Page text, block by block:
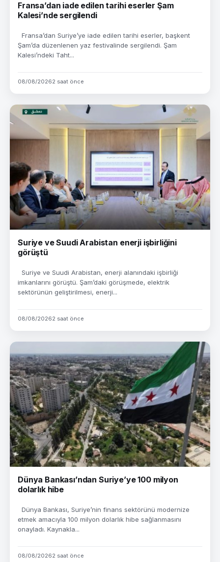
Fransa’dan iade edilen tarihi eserler Şam
Kalesi’nde sergilendi
Fransa’dan Suriye’ye iade edilen tarihi eserler, başkent
Şam’da düzenlenen yaz festivalinde sergilendi. Şam
Kalesi’ndeki Taht...
08/08/20262 saat önce
Suriye ve Suudi Arabistan enerji işbirliğini
görüştü
Suriye ve Suudi Arabistan, enerji alanındaki işbirliği
imkanlarını görüştü. Şam’daki görüşmede, elektrik
sektörünün geliştirilmesi, enerji...
08/08/20262 saat önce
Dünya Bankası’ndan Suriye’ye 100 milyon
dolarlık hibe
Dünya Bankası, Suriye’nin finans sektörünü modernize
etmek amacıyla 100 milyon dolarlık hibe sağlanmasını
onayladı. Kaynakla...
08/08/20262 saat önce